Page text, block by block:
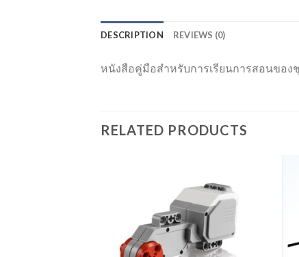
DESCRIPTION REVIEWS (0)
หนังสือคู่มือสำหรับการเรียนการสอนของชุ
RELATED PRODUCTS